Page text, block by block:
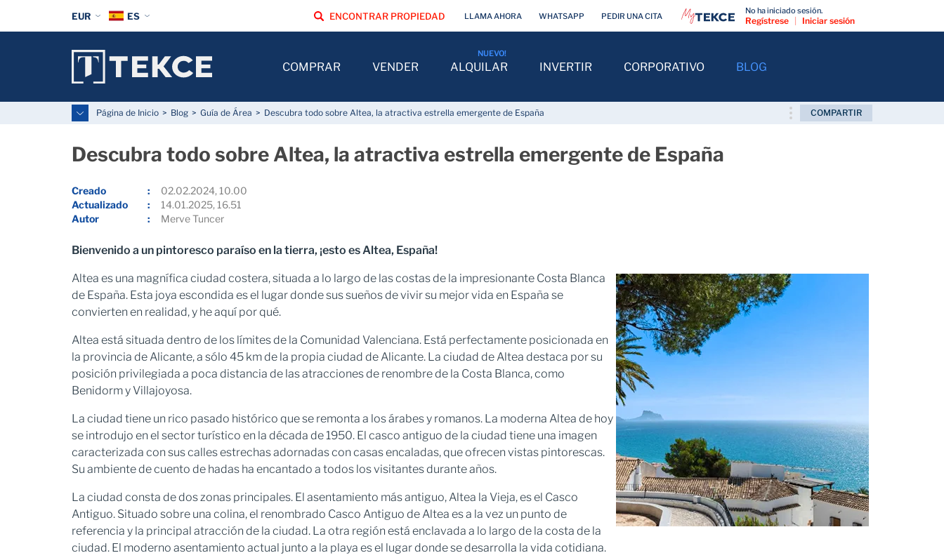
Página de Inicio Blog Guía de Área Descubra todo sobre Altea, la atractiva estrella emergente de España COMPARTIR
Descubra todo sobre Altea, la atractiva estrella emergente de España
Creado
02.02.2024, 10.00
Actualizado
14.01.2025, 16.51
Autor
Merve Tuncer
Bienvenido a un pintoresco paraíso en la tierra, ¡esto es Altea, España!
Altea es una magnífica ciudad costera, situada a lo largo de las costas de la impresionante Costa Blanca
de España. Esta joya escondida es el lugar donde sus sueños de vivir su mejor vida en España se
convierten en realidad, y he aquí por qué.
Altea está situada dentro de los límites de la Comunidad Valenciana. Está perfectamente posicionada en
la provincia de Alicante, a sólo 45 km de la propia ciudad de Alicante. La ciudad de Altea destaca por su
posición privilegiada a poca distancia de las atracciones de renombre de la Costa Blanca, como
Benidorm y Villajoyosa.
La ciudad tiene un rico pasado histórico que se remonta a los árabes y romanos. La moderna Altea de hoy
se introdujo en el sector turístico en la década de 1950. El casco antiguo de la ciudad tiene una imagen
caracterizada con sus calles estrechas adornadas con casas encaladas, que ofrecen vistas pintorescas.
Su ambiente de cuento de hadas ha encantado a todos los visitantes durante años.
La ciudad consta de dos zonas principales. El asentamiento más antiguo, Altea la Vieja, es el Casco
Antiguo. Situado sobre una colina, el renombrado Casco Antiguo de Altea es a la vez un punto de
referencia y la principal atracción de la ciudad. La otra región está enclavada a lo largo de la costa de la
ciudad. El moderno asentamiento actual junto a la playa es el lugar donde se desarrolla la vida cotidiana.
EUR ES
COMPRAR VENDER ALQUILAR INVERTIR CORPORATIVO BLOG
ENCONTRAR PROPIEDAD LLAMA AHORA WHATSAPP PEDIR UNA CITA
No ha iniciado sesión.
Regístrese Iniciar sesión